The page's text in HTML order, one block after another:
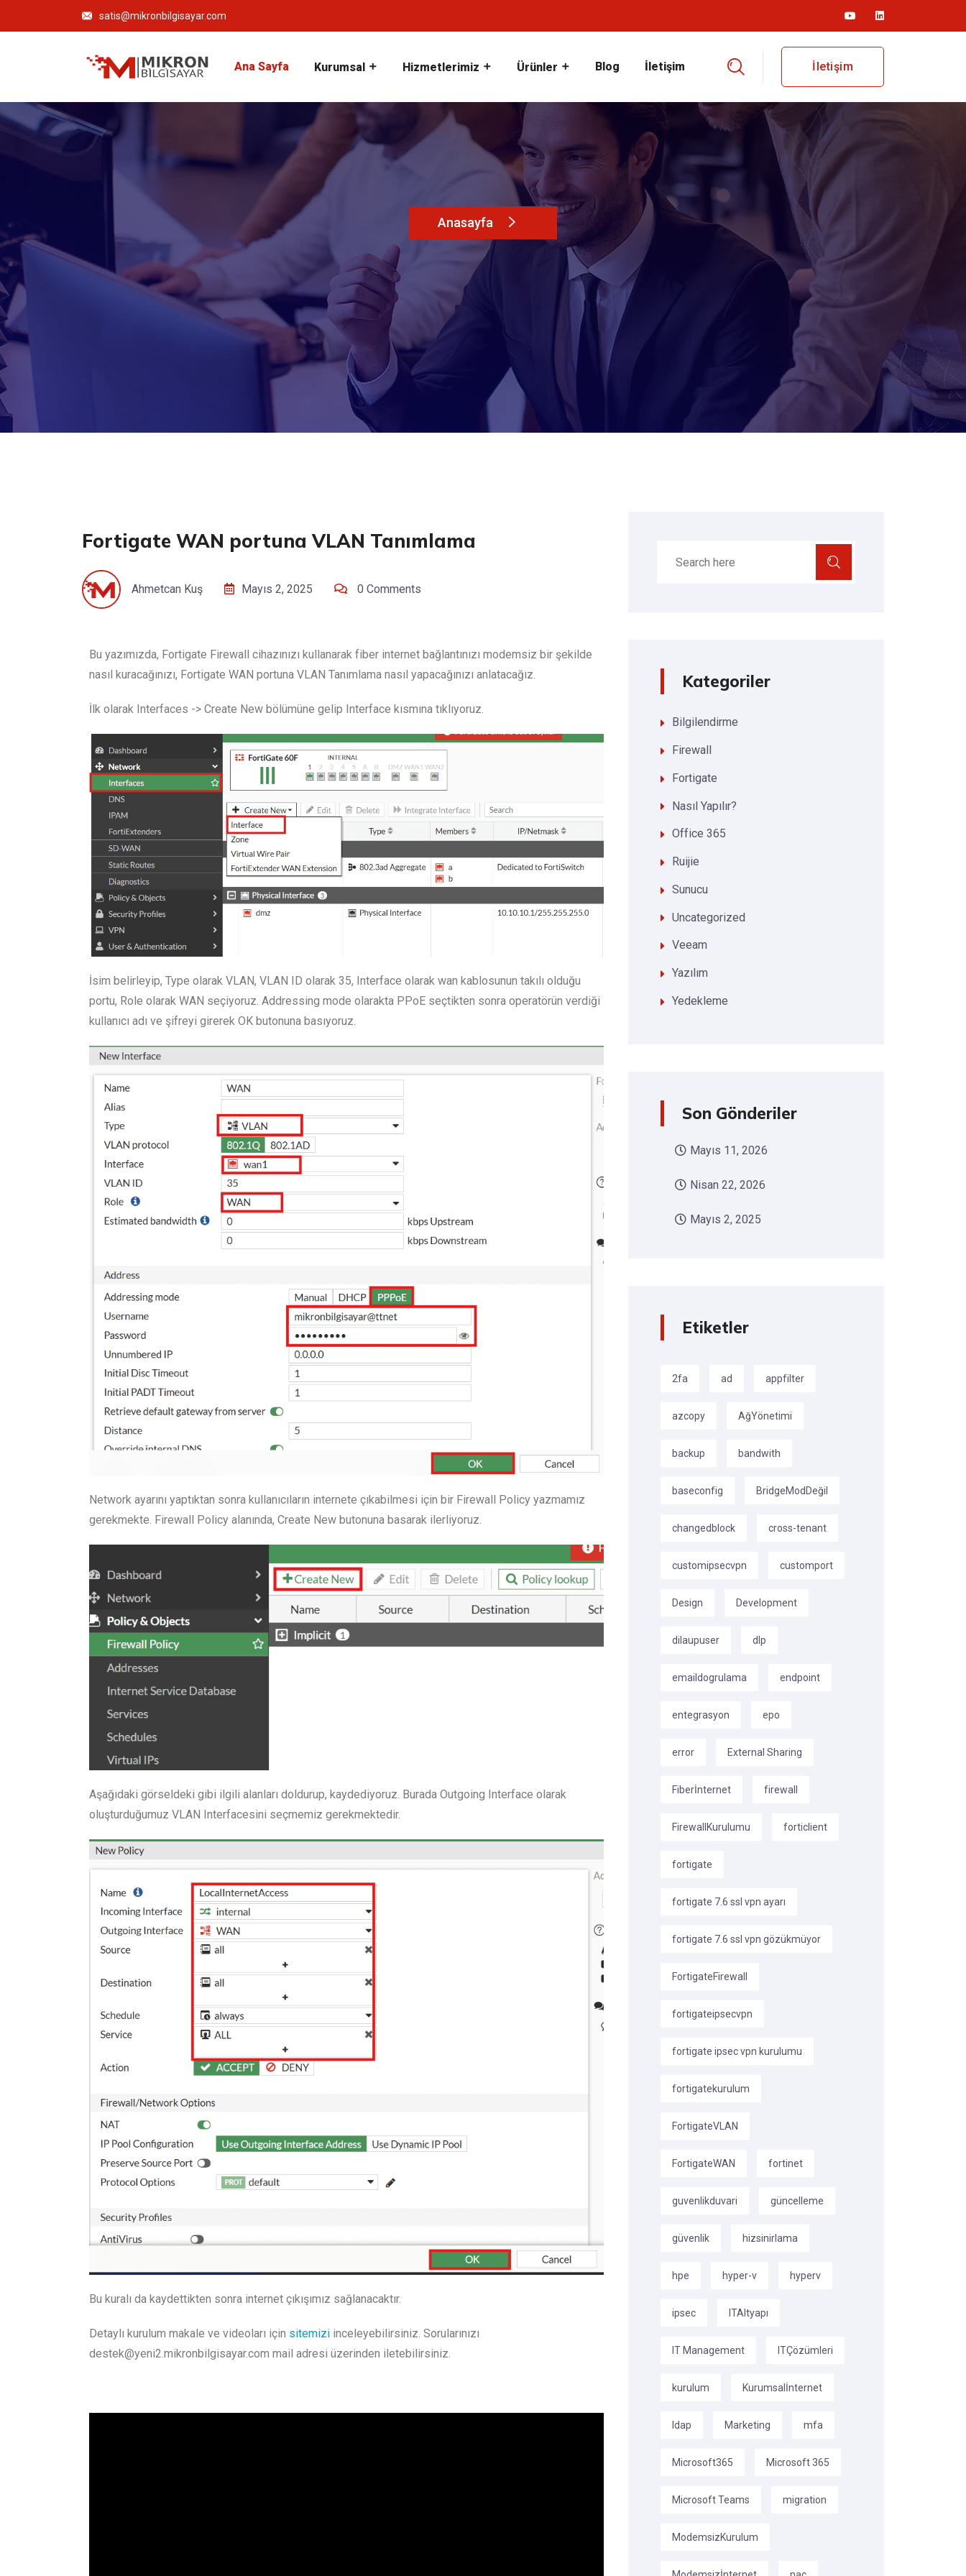
satis@mikronbilgisayar.com
Ana Sayfa Kurumsal Hizmetlerimiz Ürünler Blog İletişim İletişim
Anasayfa
Fortigate WAN portuna VLAN Tanımlama
Ahmetcan Kuş Mayıs 2, 2025 0 Comments
Bu yazımızda, Fortigate Firewall cihazınızı kullanarak fiber internet bağlantınızı modemsiz bir şekilde
nasıl kuracağınızı, Fortigate WAN portuna VLAN Tanımlama nasıl yapacağınızı anlatacağız.
İlk olarak Interfaces -> Create New bölümüne gelip Interface kısmına tıklıyoruz.
İsim belirleyip, Type olarak VLAN, VLAN ID olarak 35, Interface olarak wan kablosunun takılı olduğu
portu, Role olarak WAN seçiyoruz. Addressing mode olarakta PPoE seçtikten sonra operatörün verdiği
kullanıcı adı ve şifreyi girerek OK butonuna basıyoruz.
Network ayarını yaptıktan sonra kullanıcıların internete çıkabilmesi için bir Firewall Policy yazmamız
gerekmekte. Firewall Policy alanında, Create New butonuna basarak ilerliyoruz.
Aşağıdaki görseldeki gibi ilgili alanları doldurup, kaydediyoruz. Burada Outgoing Interface olarak
oluşturduğumuz VLAN Interfacesini seçmemiz gerekmektedir.
Bu kuralı da kaydettikten sonra internet çıkışımız sağlanacaktır.
Detaylı kurulum makale ve videoları için sitemizi inceleyebilirsiniz. Sorularınızı
destek@yeni2.mikronbilgisayar.com mail adresi üzerinden iletebilirsiniz.
Kategoriler
Bilgilendirme
Firewall
Fortigate
Nasıl Yapılır?
Office 365
Ruijie
Sunucu
Uncategorized
Veeam
Yazılım
Yedekleme
Son Gönderiler
Mayıs 11, 2026
Nisan 22, 2026
Mayıs 2, 2025
Etiketler
2fa ad appfilter
azcopy AğYönetimi
backup bandwith
baseconfig BridgeModDeğil
changedblock cross-tenant
customipsecvpn customport
Design Development
dilaupuser dlp
emaildogrulama endpoint
entegrasyon epo
error External Sharing
Fiberİnternet firewall
FirewallKurulumu forticlient
fortigate
fortigate 7.6 ssl vpn ayarı
fortigate 7.6 ssl vpn gözükmüyor
FortigateFirewall
fortigateipsecvpn
fortigate ipsec vpn kurulumu
fortigatekurulum
FortigateVLAN
FortigateWAN fortinet
guvenlikduvari güncelleme
güvenlik hizsinirlama
hpe hyper-v hyperv
ipsec ITAltyapı
IT Management ITÇözümleri
kurulum Kurumsalİnternet
ldap Marketing mfa
Microsoft365 Microsoft 365
Microsoft Teams migration
ModemsizKurulum